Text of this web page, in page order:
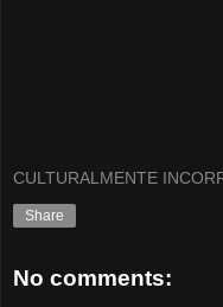
CULTURALMENTE
Share
No comments: